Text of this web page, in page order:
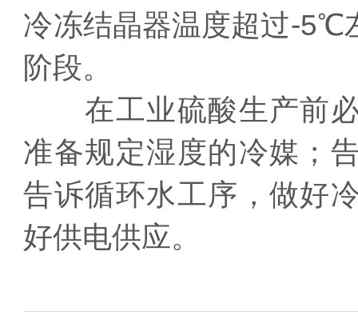
冷冻结晶器温度超过-5℃
阶段。
在工业硫酸生产前必
准备规定湿度的冷媒；
告诉循环水工序，做好
好供电供应。